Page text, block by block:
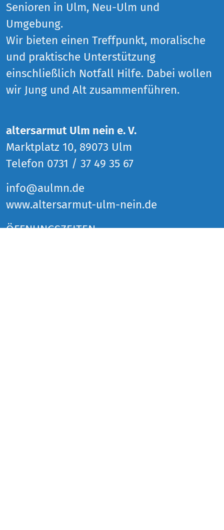
Senioren in Ulm, Neu-Ulm und
Umgebung.
Wir bieten einen Treffpunkt, moralische
und praktische Unterstützung
einschließlich Notfall Hilfe. Dabei wollen
wir Jung und Alt zusammenführen.
altersarmut Ulm nein e. V.
Marktplatz 10, 89073 Ulm
Telefon 0731 / 37 49 35 67
info@aulmn.de
www.altersarmut-ulm-nein.de
ÖFFNUNGSZEITEN